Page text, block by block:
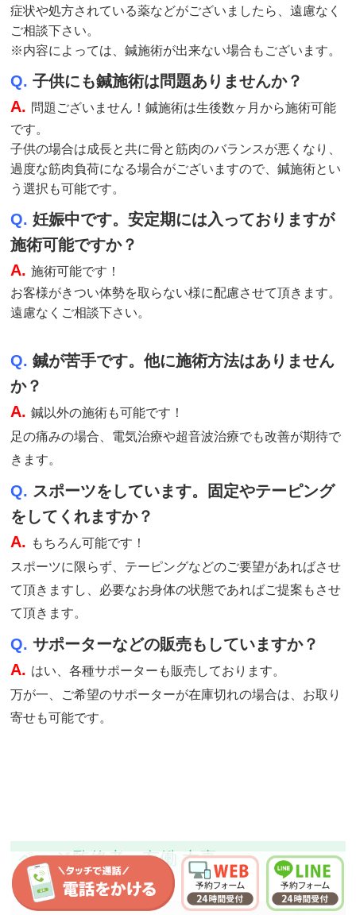
症状や処方されている薬などがございましたら、遠慮なく
ご相談下さい。
※内容によっては、鍼施術が出来ない場合もございます。
Q.子供にも鍼施術は問題ありませんか？
A. 問題ございません！鍼施術は生後数ヶ月から施術可能
です。
子供の場合は成長と共に骨と筋肉のバランスが悪くなり、
過度な筋肉負荷になる場合がございますので、鍼施術とい
う選択も可能です。
Q.妊娠中です。安定期には入っておりますが
施術可能ですか？
A. 施術可能です！
お客様がきつい体勢を取らない様に配慮させて頂きます。
遠慮なくご相談下さい。
Q.鍼が苦手です。他に施術方法はありません
か？
A.鍼以外の施術も可能です！
足の痛みの場合、電気治療や超音波治療でも改善が期待で
きます。
Q. スポーツをしています。固定やテーピング
をしてくれますか？
A. もちろん可能です！
スポーツに限らず、テーピングなどのご要望があればさせ
て頂きますし、必要なお身体の状態であればご提案もさせ
て頂きます。
Q.サポーターなどの販売もしていますか？
A. はい、各種サポーターも販売しております。
万が一、ご希望のサポーターが在庫切れの場合は、お取り
寄せも可能です。
ページ監修者：有働 太喜